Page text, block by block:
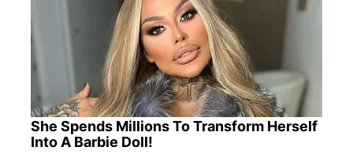
She Spends Millions To Transform Herself
Into A Barbie Doll!